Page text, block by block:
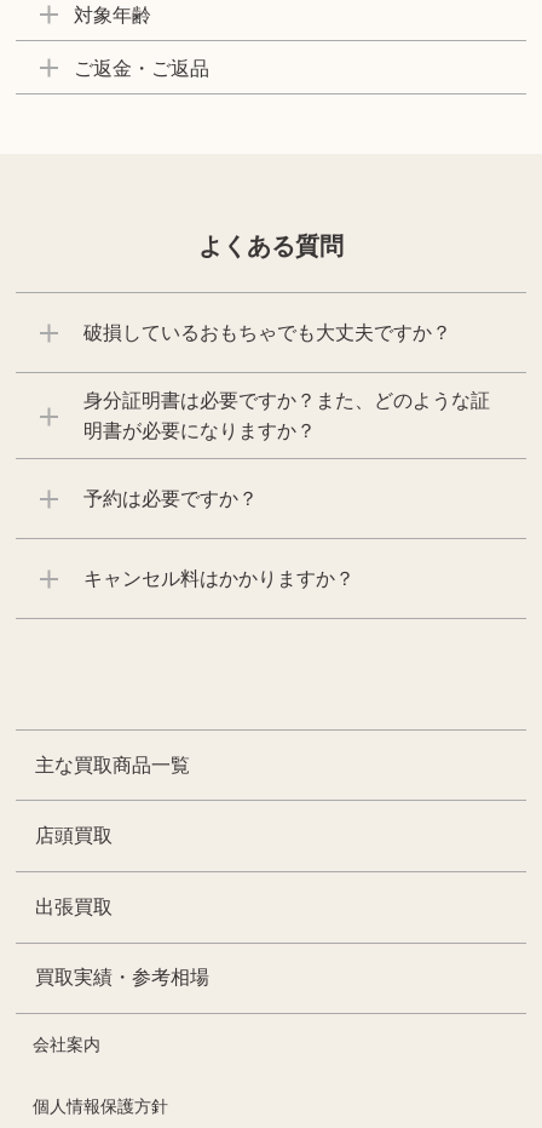
対象年齢
ご返金・ご返品
よくある質問
破損しているおもちゃでも大丈夫ですか？
身分証明書は必要ですか？また、どのような証
明書が必要になりますか？
予約は必要ですか？
キャンセル料はかかりますか？
主な買取商品一覧
店頭買取
出張買取
買取実績・参考相場
会社案内
個人情報保護方針